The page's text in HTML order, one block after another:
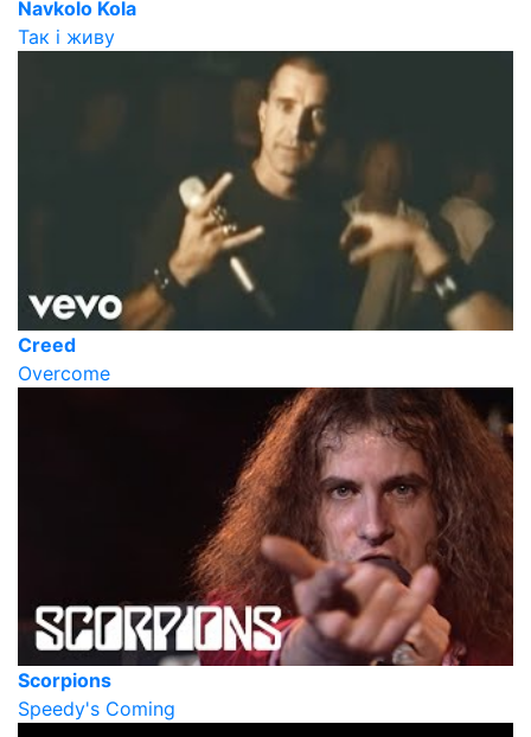
Navkolo Kola
Так і живу
Creed
Overcome
Scorpions
Speedy's Coming